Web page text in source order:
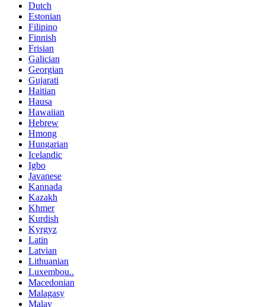
Dutch
Estonian
Filipino
Finnish
Frisian
Galician
Georgian
Gujarati
Haitian
Hausa
Hawaiian
Hebrew
Hmong
Hungarian
Icelandic
Igbo
Javanese
Kannada
Kazakh
Khmer
Kurdish
Kyrgyz
Latin
Latvian
Lithuanian
Luxembou..
Macedonian
Malagasy
Malay